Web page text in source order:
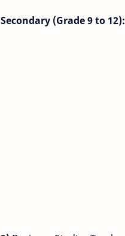
Secondary (Grade 9 to 12):